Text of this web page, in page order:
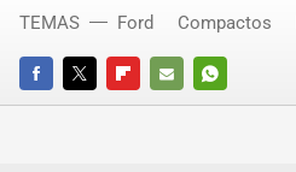
FACEBOOKTWITTERFLIPBOARD
E-
WHATSAPP
TEMAS Ford Compactos